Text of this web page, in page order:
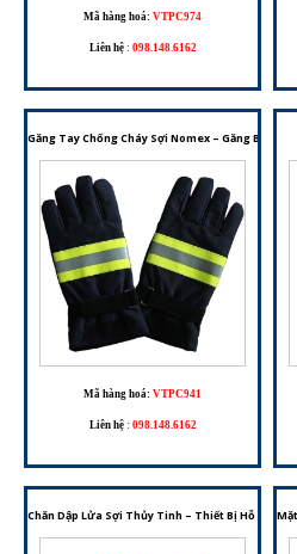
Mã hàng hoá: VTPC974
Liên hệ : 098.148.6162
Găng Tay Chống Cháy Sợi Nomex – Găng Bảo
Mã hàng hoá: VTPC941
Liên hệ : 098.148.6162
Chăn Dập Lửa Sợi Thủy Tinh – Thiết Bị Hỗ Trợ